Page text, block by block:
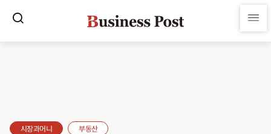
시장과머니 부동산